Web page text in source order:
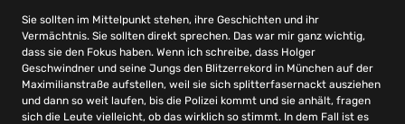
Sie sollten im Mittelpunkt stehen, ihre Geschichten und ihr
Vermächtnis. Sie sollten direkt sprechen. Das war mir ganz wichtig,
dass sie den Fokus haben. Wenn ich schreibe, dass Holger
Geschwindner und seine Jungs den Blitzerrekord in München auf der
Maximilianstraße aufstellen, weil sie sich splitterfasernackt ausziehen
und dann so weit laufen, bis die Polizei kommt und sie anhält, fragen
sich die Leute vielleicht, ob das wirklich so stimmt. In dem Fall ist es